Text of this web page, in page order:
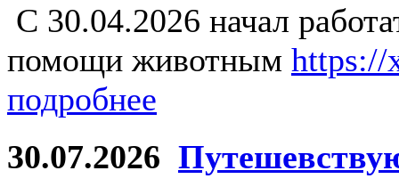
С 30.04.2026 начал
помощи животным https://
подробнее
30.07.2026